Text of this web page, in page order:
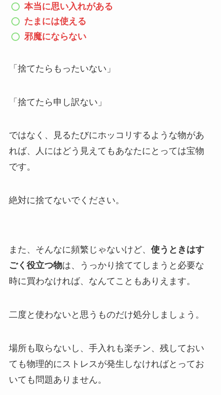
本当に思い入れがある
たまには使える
邪魔にならない
「捨てたらもったいない」
「捨てたら申し訳ない」
ではなく、見るたびにホッコリするような物があ
れば、人にはどう見えてもあなたにとっては宝物
です。
絶対に捨てないでください。
また、そんなに頻繁じゃないけど、 使うときはす
ごく役立つ物は、うっかり捨ててしまうと必要な
時に買わなければ、なんてこともありえます。
二度と使わないと思うものだけ処分しましょう。
場所も取らないし、手入れも楽チン、残しておい
ても物理的にストレスが発生しなければとってお
いても問題ありません。